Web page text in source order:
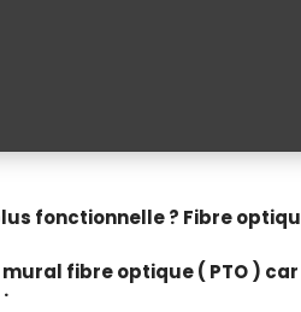
fonctionnelle ? Fibre
fibre optique ( PTO )